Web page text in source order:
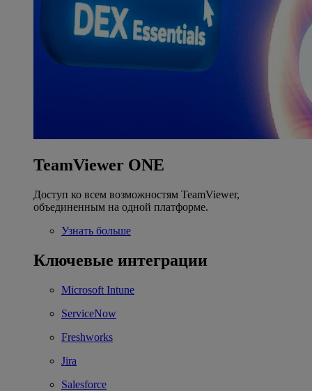
TeamViewer ONE
Доступ ко всем возможностям TeamViewer,
объединенным на одной платформе.
Узнать больше
Ключевые интеграции
Microsoft Intune
ServiceNow
Freshworks
Jira
Salesforce